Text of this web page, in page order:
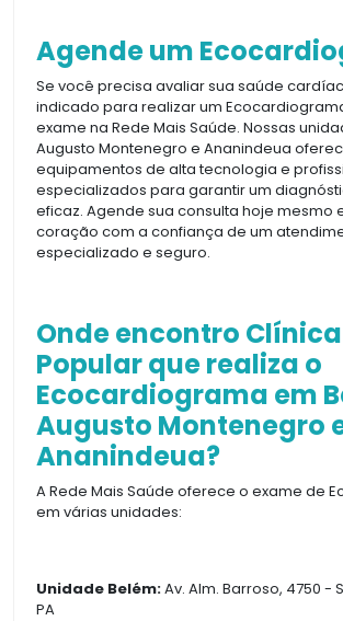
Agende um
Se você precisa avaliar sua saúde
indicado para realizar um
exame na Rede Mais Saúde. Nossas
Augusto Montenegro e Ananindeua
equipamentos de alta tecnologia e
especializados para garantir um
eficaz. Agende sua consulta hoje mesmo
coração com a confiança de um
especializado e seguro.
Onde encontro
Popular que realiza o
Ecocardiograma em
Augusto Montenegro
Ananindeua?
A Rede Mais Saúde oferece o exame de
em várias unidades:
Unidade Belém:Av. Alm. Barroso, 4750 -
PA